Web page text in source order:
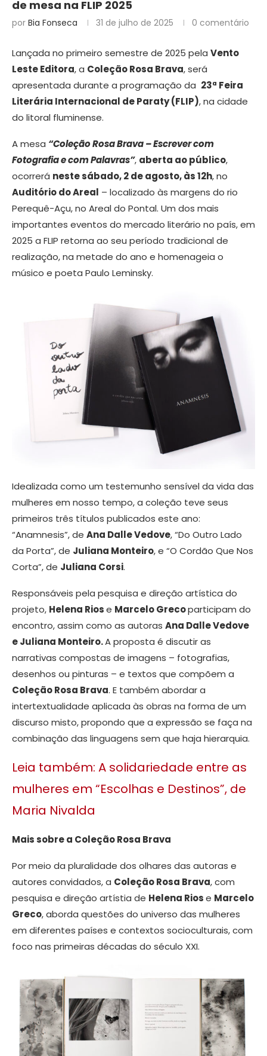
de mesa na FLIP 2025
por Bia Fonseca 31 de julho de 2025 0 comentário
Lançada no primeiro semestre de 2025 pela Vento
Leste Editora, a Coleção Rosa Brava, será
apresentada durante a programação da 23ª Feira
Literária Internacional de Paraty (FLIP), na cidade
do litoral fluminense.
A mesa “Coleção Rosa Brava – Escrever com
Fotografia e com Palavras”, aberta ao público,
ocorrerá neste sábado, 2 de agosto, às 12h, no
Auditório do Areal – localizado às margens do rio
Perequê-Açu, no Areal do Pontal. Um dos mais
importantes eventos do mercado literário no país, em
2025 a FLIP retorna ao seu período tradicional de
realização, na metade do ano e homenageia o
músico e poeta Paulo Leminsky.
Idealizada como um testemunho sensível da vida das
mulheres em nosso tempo, a coleção teve seus
primeiros três títulos publicados este ano:
“Anamnesis”, de Ana Dalle Vedove, “Do Outro Lado
da Porta”, de Juliana Monteiro, e “O Cordão Que Nos
Corta”, de Juliana Corsi.
Responsáveis pela pesquisa e direção artística do
projeto, Helena Riose Marcelo Grecoparticipam do
encontro, assim como as autoras Ana Dalle Vedove
e Juliana Monteiro.A proposta é discutir as
narrativas compostas de imagens – fotografias,
desenhos ou pinturas – e textos que compõem a
Coleção Rosa Brava. E também abordar a
intertextualidade aplicada às obras na forma de um
discurso misto, propondo que a expressão se faça na
combinação das linguagens sem que haja hierarquia.
Leia também: A solidariedade entre as
mulheres em “Escolhas e Destinos”, de
Maria Nivalda
Mais sobre a Coleção Rosa Brava
Por meio da pluralidade dos olhares das autoras e
autores convidados, a Coleção Rosa Brava, com
pesquisa e direção artístia de Helena Riose Marcelo
Greco, aborda questões do universo das mulheres
em diferentes países e contextos socioculturais, com
foco nas primeiras décadas do século XXI.